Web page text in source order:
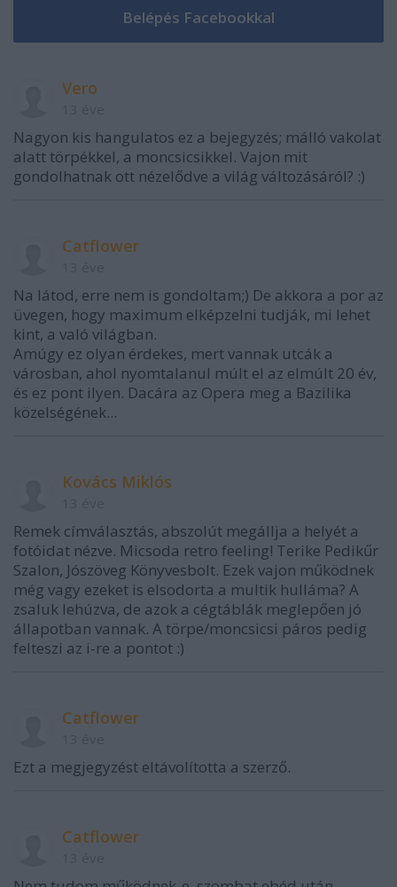
Vero
Nagyon kis hangulatos ez a bejegyzés; málló vakolat
alatt törpékkel, a moncsicsikkel. Vajon mit
gondolhatnak ott nézelődve a világ változásáról? :)
Catflower
Na látod, erre nem is gondoltam;) De akkora a por az
üvegen, hogy maximum elképzelni tudják, mi lehet
kint, a való világban.
Amúgy ez olyan érdekes, mert vannak utcák a
városban, ahol nyomtalanul múlt el az elmúlt 20 év,
és ez pont ilyen. Dacára az Opera meg a Bazilika
közelségének...
Kovács Miklós
Remek címválasztás, abszolút megállja a helyét a
fotóidat nézve. Micsoda retro feeling! Terike Pedikűr
Szalon, Jószöveg Könyvesbolt. Ezek vajon működnek
még vagy ezeket is elsodorta a multik hulláma? A
zsaluk lehúzva, de azok a cégtáblák meglepően jó
állapotban vannak. A törpe/moncsicsi páros pedig
felteszi az i-re a pontot :)
Catflower
Ezt a megjegyzést eltávolította a szerző.
Catflower